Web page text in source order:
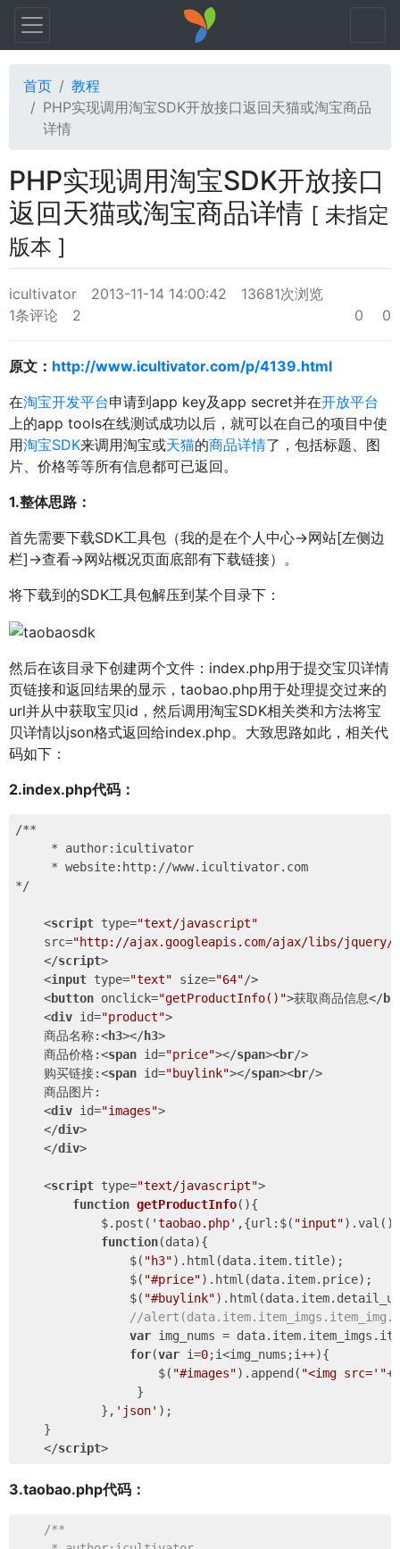
首页
教程
PHP实现调用淘宝SDK开放接口返回天猫或淘宝商品
详情
PHP实现调用淘宝SDK开放接口
返回天猫或淘宝商品详情 [ 未指定
版本 ]
icultivator 2013-11-14 14:00:42
13681次浏览
1条评论
2 0 0
原文： http://www.icultivator.com/p/4139.html
在淘宝开发平台申请到app key及app secret并在开放平台
上的app tools在线测试成功以后，就可以在自己的项目中使
用淘宝SDK来调用淘宝或天猫的商品详情了，包括标题、图
片、价格等等所有信息都可已返回。
1.整体思路：
首先需要下载SDK工具包（我的是在个人中心->网站[左侧边
栏]->查看->网站概况页面底部有下载链接）。
将下载到的SDK工具包解压到某个目录下：
然后在该目录下创建两个文件：index.php用于提交宝贝详情
页链接和返回结果的显示，taobao.php用于处理提交过来的
url并从中获取宝贝id，然后调用淘宝SDK相关类和方法将宝
贝详情以json格式返回给index.php。大致思路如此，相关代
码如下：
2.index.php代码：
/**
     * author:icultivator
     * website:http://www.icultivator.com
*/
<script type="text/javascript"
src="http://ajax.googleapis.com/ajax/libs/jquery/
</script>
<input type="text" size="64"/>
<button onclick="getProductInfo()">获取商品信息</
<div id="product">
    商品名称:
<h3></h3>
    商品价格:
<span id="price"></span><br/>
    购买链接:
<span id="buylink"></span><br/>
    商品图片:
<div id="images">
</div>
</div>
<script type="text/javascript">
function getProductInfo( ){
            $.post(
'taobao.php' ,{url :$( "input"
function(data){
                $(
"h3").html(data.item.title);
                $(
"#price").html(data.item.price);
                $(
"#buylink"
//
var img_nums =
for(var i=0;i<img_nums;i++){
                    $(
"#images").append( "<img src='"
                 }
            },
'json' );
    }
</script>
3.taobao.php代码：
/**